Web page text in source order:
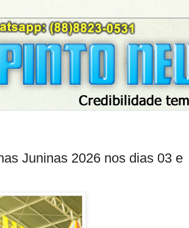
Juninas 2026 nos dias 03 e